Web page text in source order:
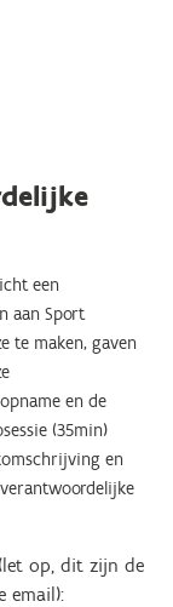
een
aan Sport
te maken, gaven
en de
(35min)
en
op, dit zijn de
email):